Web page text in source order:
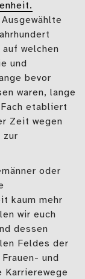
Ausgewählte
welchen
und
bevor
waren, lange
etabliert
Zeit wegen
zur
oder
kaum mehr
wir euch
dessen
Feldes der
und
Karrierewege